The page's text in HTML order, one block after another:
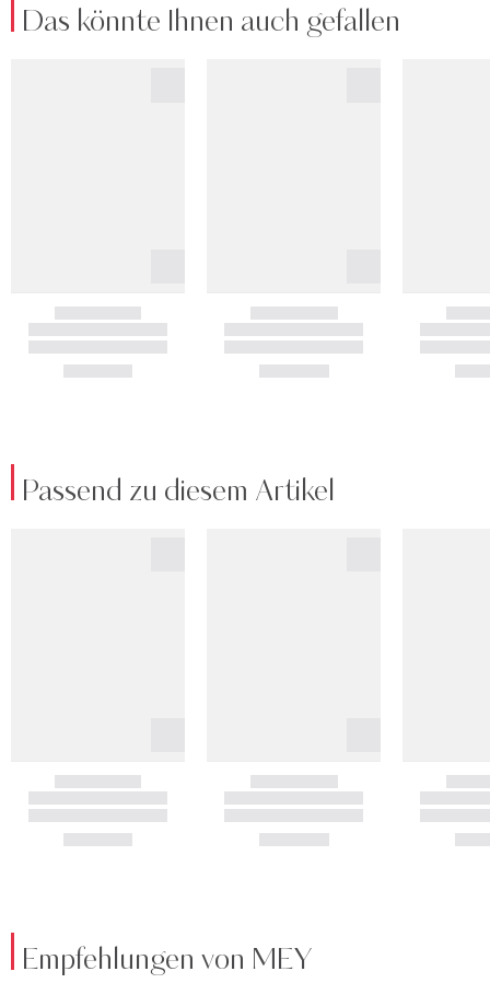
Das könnte Ihnen auch gefallen
Passend zu diesem Artikel
Empfehlungen von MEY